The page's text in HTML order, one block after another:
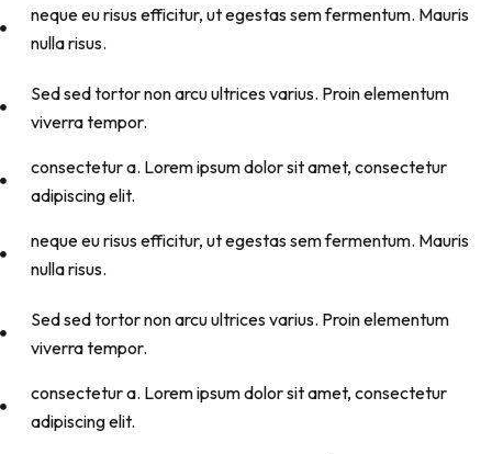
neque eu risus efficitur, ut egestas sem fermentum. Mauris
nulla risus.
Sed sed tortor non arcu ultrices varius. Proin elementum
viverra tempor.
consectetur a. Lorem ipsum dolor sit amet, consectetur
adipiscing elit.
neque eu risus efficitur, ut egestas sem fermentum. Mauris
nulla risus.
Sed sed tortor non arcu ultrices varius. Proin elementum
viverra tempor.
consectetur a. Lorem ipsum dolor sit amet, consectetur
adipiscing elit.